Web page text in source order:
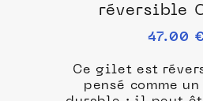
réversible
47.00
Ce gilet est
pensé comme